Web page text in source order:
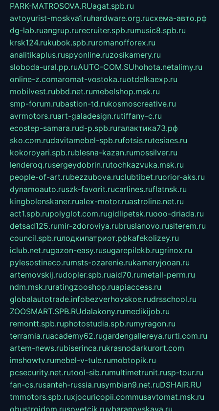
PARK-MATROSOVA.RUagat.spb.ru
avtoyurist-moskva1.ruhardware.org.ruсхема-авто.рф
dg-lab.ruangrup.rurecruiter.spb.rumusic8.spb.ru
krsk124.rukubok.spb.ruromanofforex.ru
analitikaplus.ruspyonline.ruzosikamery.ru
sloboda-ural.pp.ruAUTO-COM.SUhohota.netalimy.ru
online-z.comaromat-vostoka.ruotdelkaexp.ru
mobilvest.rubbd.net.rumebelshop.msk.ru
smp-forum.rubastion-td.rukosmoscreative.ru
avrmotors.ruart-galadesign.rutiffany-c.ru
ecostep-samara.rud-p.spb.ruгалактика73.рф
sko.com.rudavitamebel-spb.rufotsis.rutesiaes.ru
kokoroyari.spb.rublesna-kazan.rumossilver.ru
lenderoq.rusergeydobrin.rutochkazvuka.msk.ru
people-of-art.rubezzubova.ruclubtibet.ruorior-aks.ru
dynamoauto.ruszk-favorit.rucarlines.ruflatnsk.ru
kingbolenskaner.rualex-motor.ruastroline.net.ru
act1.spb.rupolyglot.com.rugidlipetsk.ruooo-driada.ru
detsad125.rumir-zdoroviya.rubruslanovo.rusiterem.ru
council.spb.ruлодкипатриот.рфkafekolizey.ru
iclub.net.rugazon-easy.rusugarepilekb.rugrinox.ru
pylesostineco.rumsts-ozarenie.rukameryjooan.ru
artemovskij.rudopler.spb.ruaid70.rumetall-perm.ru
ndm.msk.ruratingzooshop.ruapiaccess.ru
globalautotrade.infobezverhovskoe.rudrsschool.ru
ZOOSMART.SPB.RUdalakony.rumedikijob.ru
remontt.spb.ruphotostudia.spb.rumyragon.ru
terramia.ruacademy62.rugardengallereya.rurti.com.ru
artem-news.rubiserinca.rukrasnodarkurort.com
imshowtv.rumebel-v-tule.rumobtopik.ru
pcsecurity.net.rutool-sib.rumultimetrunit.rusp-tour.ru
fan-cs.rusanteh-russia.rusymbian9.net.ruDSHAIR.RU
tmmotors.spb.ruxjocuricopii.commusavtomat.msk.ru